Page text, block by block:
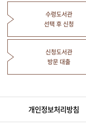
수령도서관
선택 후 신청
신청도서관
방문 대출
개인정보처리방침